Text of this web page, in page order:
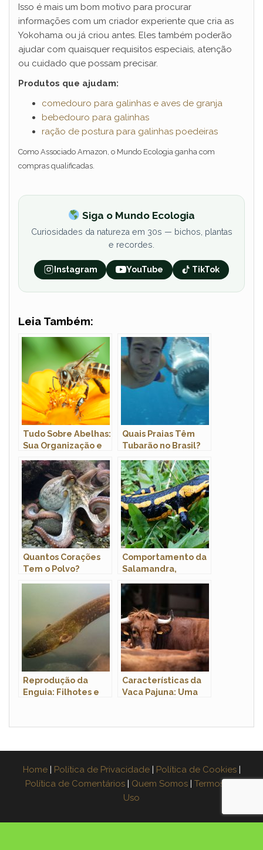
Isso é mais um bom motivo para procurar
informações com um criador experiente que cria as
Yokohama ou já criou antes. Eles também poderão
ajudar com quaisquer requisitos especiais, atenção
ou cuidado que possam precisar.
Produtos que ajudam:
comedouro para galinhas e aves de granja
bebedouro para galinhas
ração de postura para galinhas poedeiras
Como Associado Amazon, o Mundo Ecologia ganha com
compras qualificadas.
Siga o Mundo Ecologia
Curiosidades da natureza em 30s — bichos, plantas
e recordes.
Instagram YouTube TikTok
Leia Também:
Tudo Sobre Abelhas:
Sua Organização e
Quais Praias Têm
Tubarão no Brasil?
Ataque?
Quantos Corações
Tem o Polvo?
Comportamento da
Salamandra,
Vida
Reprodução da
Enguia: Filhotes e
Características da
Vaca Pajuna: Uma
Home | Política de Privacidade | Política de Cookies |
Política de Comentários | Quem Somos | Termos de
Uso